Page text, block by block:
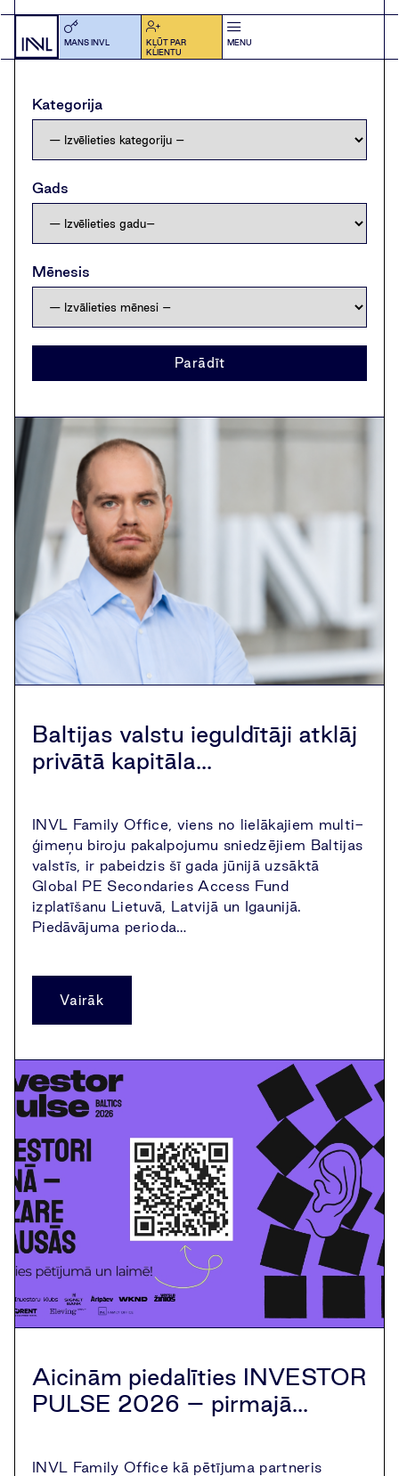
MANS INVL
KĻŪT PAR
KLIENTU
MENU
Kategorija
Gads
Mēnesis
Parādīt
Baltijas valstu ieguldītāji atklāj
privātā kapitāla...
INVL Family Office, viens no lielākajiem multi-
ģimeņu biroju pakalpojumu sniedzējiem Baltijas
valstīs, ir pabeidzis šī gada jūnijā uzsāktā
Global PE Secondaries Access Fund
izplatīšanu Lietuvā, Latvijā un Igaunijā.
Piedāvājuma perioda…
Vairāk
Aicinām piedalīties INVESTOR
PULSE 2026 – pirmajā...
INVL Family Office kā pētījuma partneris